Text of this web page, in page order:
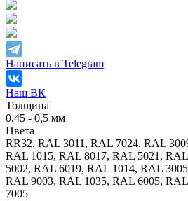
Написать в Telegram
Наш ВК
Толщина
0,45 - 0,5 мм
Цвета
RR32, RAL 3011, RAL 7024, RAL
RAL 1015, RAL 8017, RAL 5021,
5002, RAL 6019, RAL 1014, RAL
RAL 9003, RAL 1035, RAL 6005,
7005